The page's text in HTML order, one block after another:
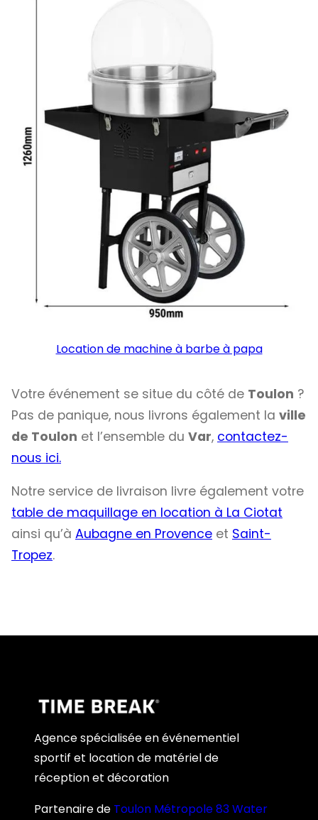
Location de machine à barbe à papa
Votre événement se situe du côté de Toulon ?
Pas de panique, nous livrons également la ville
de Toulon et l’ensemble du Var, contactez-
nous ici.
Notre service de livraison livre également votre
table de maquillage en location à La Ciotat
ainsi qu’à Aubagne en Provence et Saint-
Tropez.
Agence spécialisée en événementiel
sportif et location de matériel de
réception et décoration
Partenaire de Toulon Métropole 83 Water